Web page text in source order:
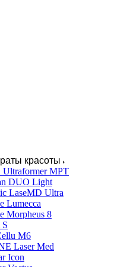
красоты
Ultraformer MPT
DUO Light
LaseMD Ultra
Lumecca
Morpheus 8
S
M6
Laser Med
Icon